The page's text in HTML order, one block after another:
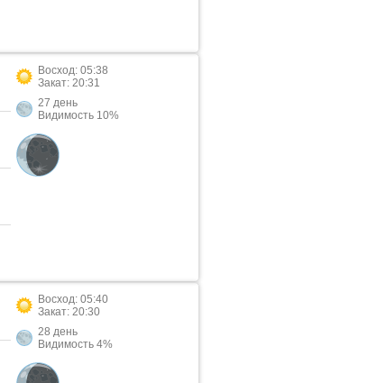
Восход: 05:38
Закат: 20:31
27 день
Видимость 10%
Восход: 05:40
Закат: 20:30
28 день
Видимость 4%